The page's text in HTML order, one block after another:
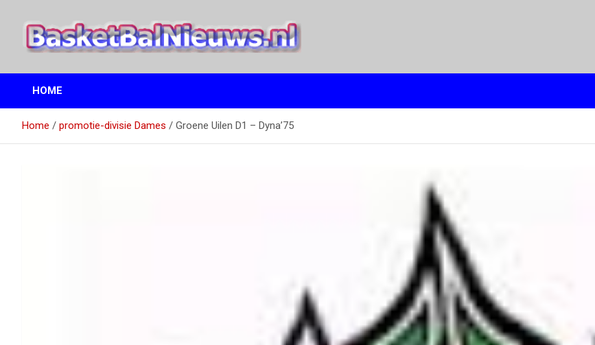
inhoud
BasketBalNieuws.nl
Etten
HOME
Home promotie-divisie Dames Groene Uilen D1 – Dyna’75